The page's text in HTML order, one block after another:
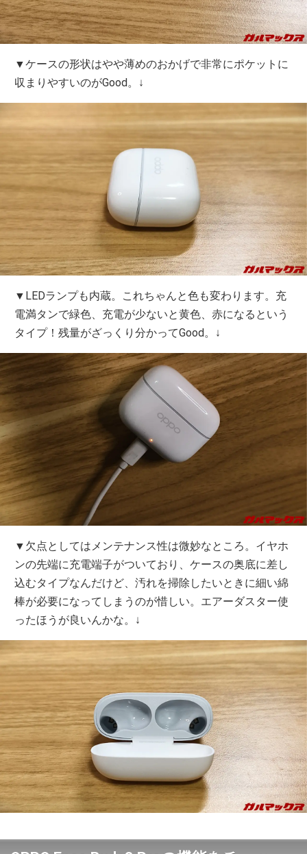
▼ケースの形状はやや薄めのおかげで非常にポケットに
収まりやすいのがGood。↓
▼LEDランプも内蔵。これちゃんと色も変わります。充
電満タンで緑色、充電が少ないと黄色、赤になるという
タイプ！残量がざっくり分かってGood。↓
▼欠点としてはメンテナンス性は微妙なところ。イヤホ
ンの先端に充電端子がついており、ケースの奥底に差し
込むタイプなんだけど、汚れを掃除したいときに細い綿
棒が必要になってしまうのが惜しい。エアーダスター使
ったほうが良いんかな。↓